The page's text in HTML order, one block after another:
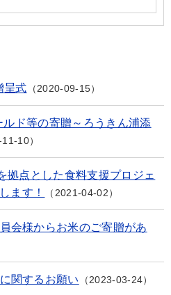
呈式 2020-09-15
ド等の寄贈～ろうきん浦添
11-10
点とした食料支援プロジェ
ます！
2021-04-02
会様からお米のご寄贈があ
関するお願い 2023-03-24